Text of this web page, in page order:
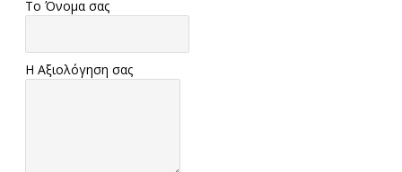
Το Όνομα σας
Η Αξιολόγηση σας